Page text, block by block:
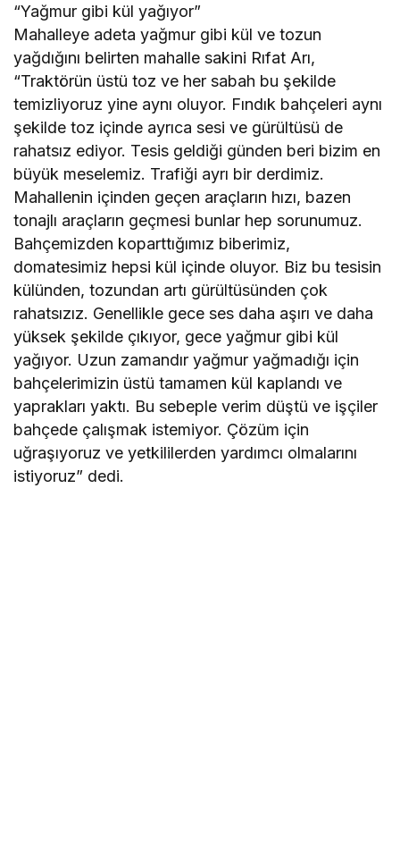
“Yağmur gibi kül yağıyor”
Mahalleye adeta yağmur gibi kül ve tozun
yağdığını belirten mahalle sakini Rıfat Arı,
“Traktörün üstü toz ve her sabah bu şekilde
temizliyoruz yine aynı oluyor. Fındık bahçeleri aynı
şekilde toz içinde ayrıca sesi ve gürültüsü de
rahatsız ediyor. Tesis geldiği günden beri bizim en
büyük meselemiz. Trafiği ayrı bir derdimiz.
Mahallenin içinden geçen araçların hızı, bazen
tonajlı araçların geçmesi bunlar hep sorunumuz.
Bahçemizden koparttığımız biberimiz,
domatesimiz hepsi kül içinde oluyor. Biz bu tesisin
külünden, tozundan artı gürültüsünden çok
rahatsızız. Genellikle gece ses daha aşırı ve daha
yüksek şekilde çıkıyor, gece yağmur gibi kül
yağıyor. Uzun zamandır yağmur yağmadığı için
bahçelerimizin üstü tamamen kül kaplandı ve
yaprakları yaktı. Bu sebeple verim düştü ve işçiler
bahçede çalışmak istemiyor. Çözüm için
uğraşıyoruz ve yetkililerden yardımcı olmalarını
istiyoruz” dedi.